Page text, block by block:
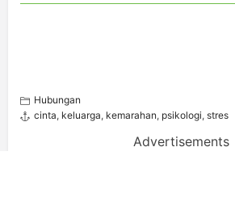
Hubungan
cinta, keluarga, kemarahan, psikologi, stres
Advertisements